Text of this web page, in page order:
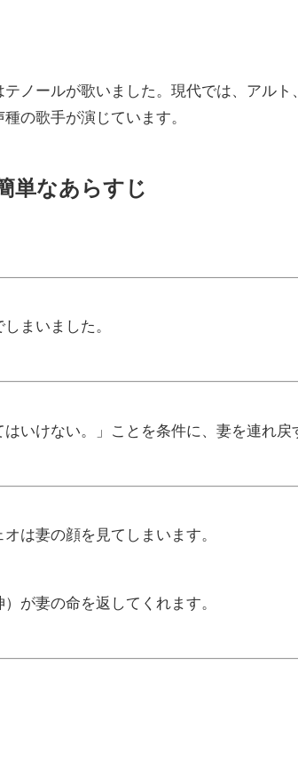
ノールが歌いました。現代では、アルト
の歌手が演じています。
単なあらすじ
まいました。
いけない。」ことを条件に、妻を連れ戻
は妻の顔を見てしまいます。
が妻の命を返してくれます。